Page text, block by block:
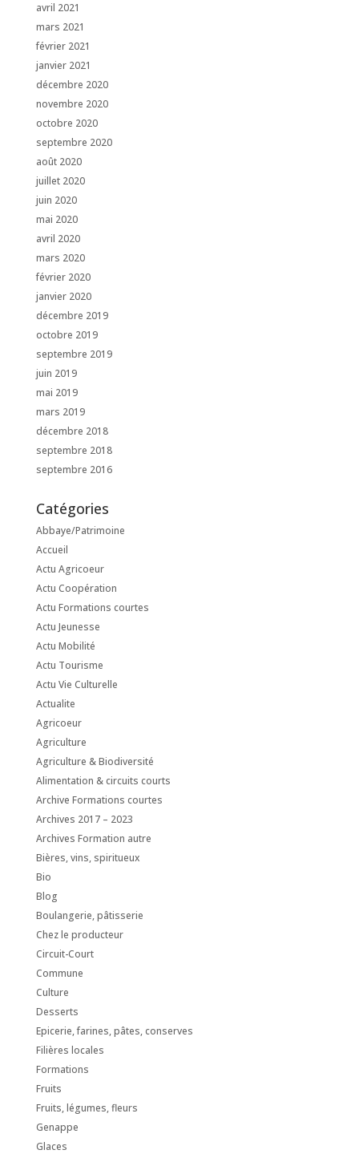
avril 2021
mars 2021
février 2021
janvier 2021
décembre 2020
novembre 2020
octobre 2020
septembre 2020
août 2020
juillet 2020
juin 2020
mai 2020
avril 2020
mars 2020
février 2020
janvier 2020
décembre 2019
octobre 2019
septembre 2019
juin 2019
mai 2019
mars 2019
décembre 2018
septembre 2018
septembre 2016
Catégories
Abbaye/Patrimoine
Accueil
Actu Agricoeur
Actu Coopération
Actu Formations courtes
Actu Jeunesse
Actu Mobilité
Actu Tourisme
Actu Vie Culturelle
Actualite
Agricoeur
Agriculture
Agriculture & Biodiversité
Alimentation & circuits courts
Archive Formations courtes
Archives 2017 – 2023
Archives Formation autre
Bières, vins, spiritueux
Bio
Blog
Boulangerie, pâtisserie
Chez le producteur
Circuit-Court
Commune
Culture
Desserts
Epicerie, farines, pâtes, conserves
Filières locales
Formations
Fruits
Fruits, légumes, fleurs
Genappe
Glaces